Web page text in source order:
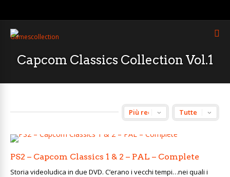
Capcom Classics Collection Vol.1
PS2 – Capcom Classics 1 & 2 – PAL – Complete
Storia videoludica in due DVD. C’erano i vecchi tempi…nei quali i